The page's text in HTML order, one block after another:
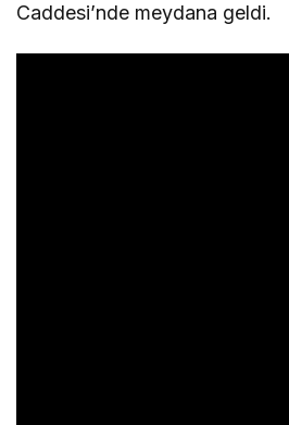
Caddesi’nde meydana geldi.